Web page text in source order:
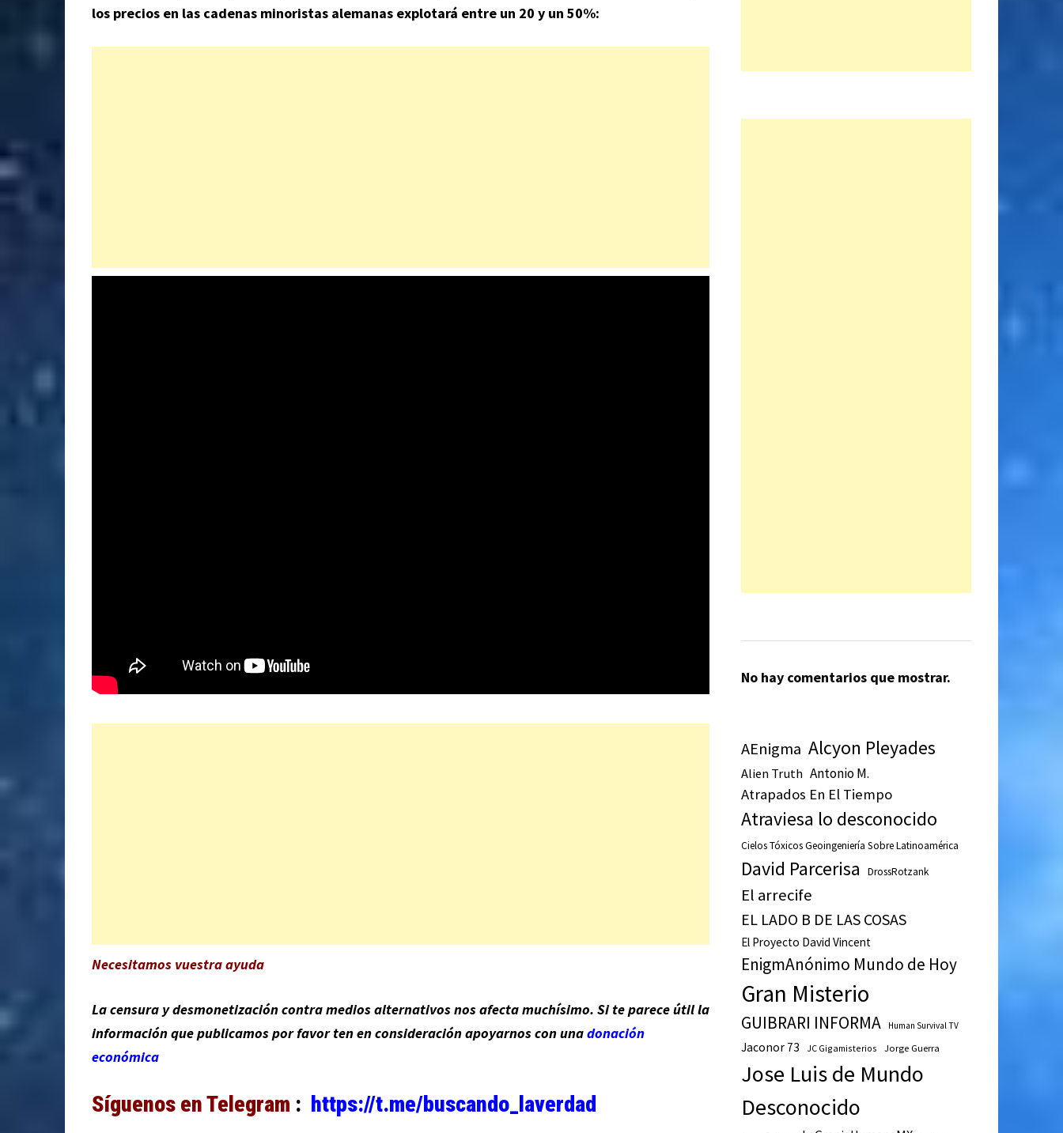
los precios en las cadenas minoristas alemanas explotará entre un 20 y un 50%:
Necesitamos vuestra ayuda
La censura y desmonetización contra medios alternativos nos afecta muchísimo. Si te parece útil la
información que publicamos por favor ten en consideración apoyarnos con unadonación
económica
Síguenos en Telegram : https://t.me/buscando_laverdad
No hay comentarios que mostrar.
AEnigma Alcyon Pleyades
Alien Truth Antonio M.
Atrapados En El Tiempo
Atraviesa lo desconocido
Cielos Tóxicos Geoingeniería Sobre Latinoamérica
David Parcerisa DrossRotzank
El arrecife
EL LADO B DE LAS COSAS
El Proyecto David Vincent
EnigmAnónimo Mundo de Hoy
Gran Misterio
GUIBRARI INFORMA Human Survival TV
Jaconor 73 JC Gigamisterios Jorge Guerra
Jose Luis de Mundo
Desconocido